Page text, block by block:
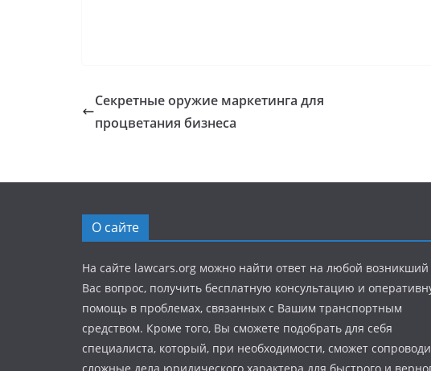
Секретные оружие маркетинга для
процветания бизнеса
О сайте
На сайте lawcars.org можно найти ответ на любой возникший
Вас вопрос, получить бесплатную консультацию и
помощь в проблемах, связанных с Вашим транспортным
средством. Кроме того, Вы сможете подобрать для себя
специалиста, который, при необходимости, сможет